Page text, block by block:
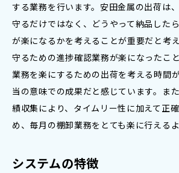
する業務を行います。安田金属の出荷は
守るだけではなく、どうやって納品した
が楽になるかを考えることが重要だと考
守るための進捗確認業務が楽になったこ
業務を楽にするための出荷を考える時間
当の意味での成果だと感じています。ま
績収集により、タイムリー性に加えて正
め、毎月の棚卸業務をとても楽に行える
システムの特徴